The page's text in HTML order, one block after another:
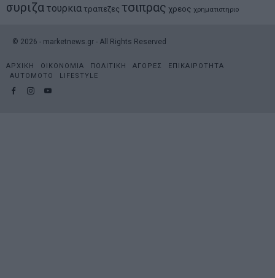
συριζα τουρκια τραπεζες τσιπρας χρεος χρηματιστηριο
© 2026 - marketnews.gr - All Rights Reserved
ΑΡΧΙΚΗ ΟΙΚΟΝΟΜΙΑ ΠΟΛΙΤΙΚΗ ΑΓΟΡΕΣ
ΕΠΙΚΑΙΡΟΤΗΤΑ
AUTOMOTO
LIFESTYLE